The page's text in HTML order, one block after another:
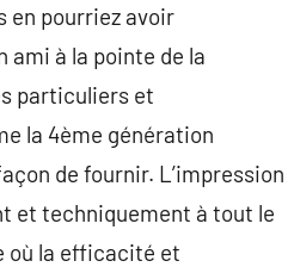
en pourriez avoir
ami à la pointe de la
particuliers et
la 4ème génération
de fournir. L’impression
et techniquement à tout le
où la efficacité et